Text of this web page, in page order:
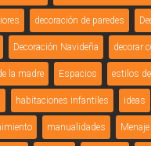
decoración de paredes
Decoración Navideña decorar
la madre Espacios estilos
habitaciones infantiles ideas
manualidades Menaje